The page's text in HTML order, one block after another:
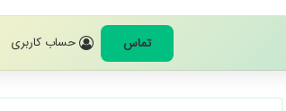
تماس حساب کاربری